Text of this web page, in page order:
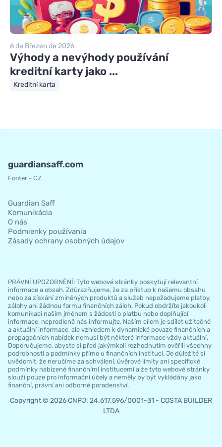
6 de Březen de 2026
Výhody a nevýhody používání
kreditní karty jako ...
Kreditní karta
guardiansaff.com
Footer - CZ
Guardian Saff
Komunikácia
O nás
Podmienky používania
Zásady ochrany osobných údajov
PRÁVNÍ UPOZORNĚNÍ: Tyto webové stránky poskytují relevantní
informace a obsah. Zdůrazňujeme, že za přístup k našemu obsahu
nebo za získání zmíněných produktů a služeb nepožadujeme platby,
zálohy ani žádnou formu finančních záloh. Pokud obdržíte jakoukoli
komunikaci naším jménem s žádostí o platbu nebo doplňující
informace, neprodleně nás informujte. Naším cílem je sdílet užitečné
a aktuální informace, ale vzhledem k dynamické povaze finančních a
propagačních nabídek nemusí být některé informace vždy aktuální.
Doporučujeme, abyste si před jakýmkoli rozhodnutím ověřili všechny
podrobnosti a podmínky přímo u finančních institucí. Je důležité si
uvědomit, že neručíme za schválení, úvěrové limity ani specifické
podmínky nabízené finančními institucemi a že tyto webové stránky
slouží pouze pro informační účely a neměly by být vykládány jako
finanční, právní ani odborné poradenství.
Copyright © 2026 CNPJ: 24.617.596/0001-31 - COSTA BUILDER
LTDA